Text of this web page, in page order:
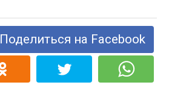
Поделиться на Facebook